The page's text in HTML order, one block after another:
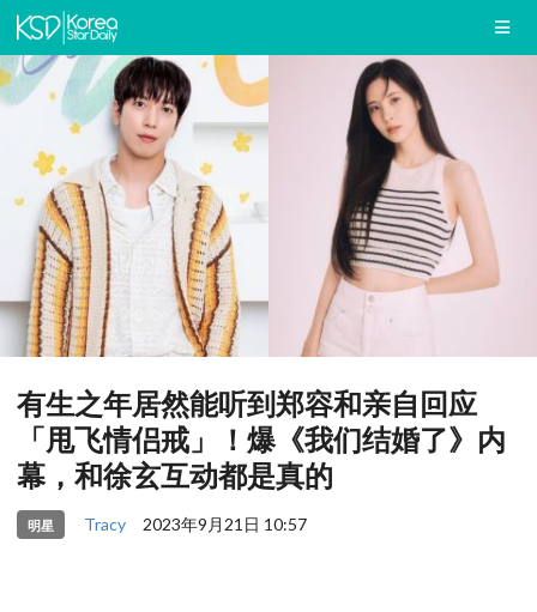
有生之年居然能听到郑容和亲自回应
「甩飞情侣戒」！爆《我们结婚了》内
幕，和徐玄互动都是真的
明星 Tracy 2023年9月21日 10:57